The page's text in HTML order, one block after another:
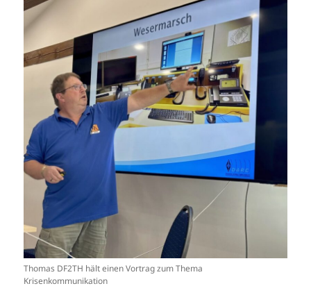
Thomas DF2TH hält einen Vortrag zum Thema
Krisenkommunikation